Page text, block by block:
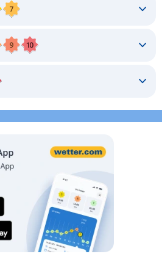
Sonnenbrille